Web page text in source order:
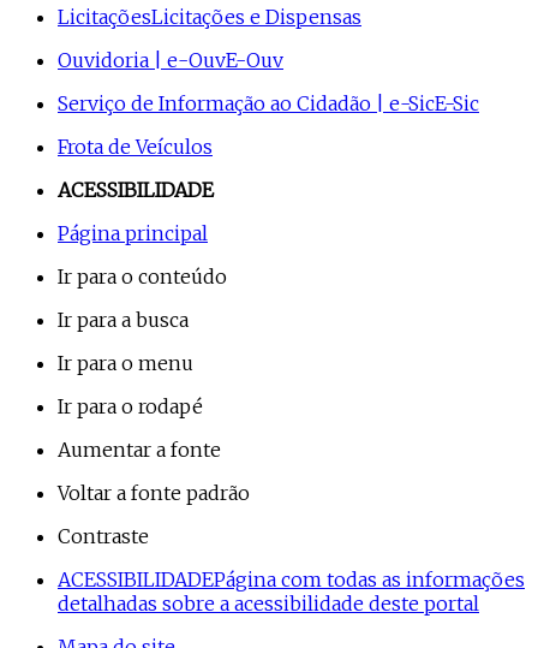
LicitaçõesLicitações e Dispensas
Ouvidoria | e-OuvE-Ouv
Serviço de Informação ao Cidadão | e-SicE-Sic
Frota de Veículos
ACESSIBILIDADE
Página principal
Ir para o conteúdo
Ir para a busca
Ir para o menu
Ir para o rodapé
Aumentar a fonte
Voltar a fonte padrão
Contraste
ACESSIBILIDADEPágina com todas as informações
detalhadas sobre a acessibilidade deste portal